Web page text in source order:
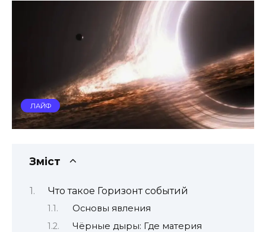
ЛАЙФ
Зміст
Что такое Горизонт событий
Основы явления
Чёрные дыры: Где материя